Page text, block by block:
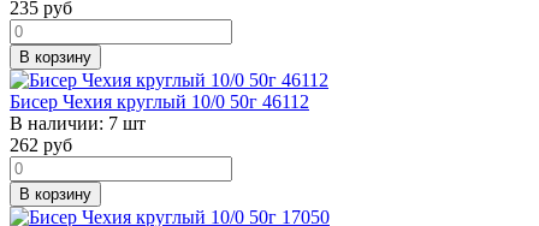
235 руб
В корзину
Бисер Чехия круглый 10/0 50г 46112
В наличии: 7 шт
262 руб
В корзину